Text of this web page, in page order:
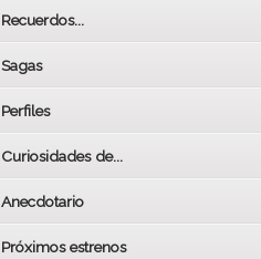
Recuerdos...
Sagas
Perfiles
Curiosidades de...
Anecdotario
Próximos estrenos